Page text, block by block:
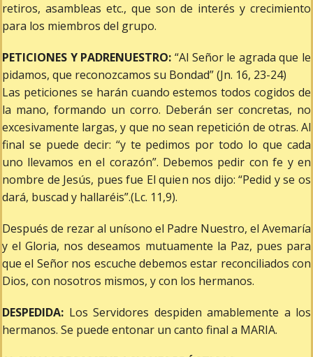
retiros, asambleas etc., que son de interés y crecimiento
para los miembros del grupo.
PETICIONES Y PADRENUESTRO: “Al Señor le agrada que le
pidamos, que reconozcamos su Bondad” (Jn. 16, 23-24)
Las peticiones se harán cuando estemos todos cogidos de
la mano, formando un corro. Deberán ser concretas, no
excesivamente largas, y que no sean repetición de otras. Al
final se puede decir: “y te pedimos por todo lo que cada
uno llevamos en el corazón”. Debemos pedir con fe y en
nombre de Jesús, pues fue El quien nos dijo: “Pedid y se os
dará, buscad y hallaréis”.(Lc. 11,9).
Después de rezar al unísono el Padre Nuestro, el Avemaría
y el Gloria, nos deseamos mutuamente la Paz, pues para
que el Señor nos escuche debemos estar reconciliados con
Dios, con nosotros mismos, y con los hermanos.
DESPEDIDA: Los Servidores despiden amablemente a los
hermanos. Se puede entonar un canto final a MARIA.